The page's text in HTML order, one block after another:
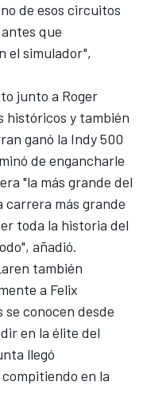
de esos circuitos
que
el simulador",
junto a Roger
históricos y también
ganó la Indy 500
de engancharle
"la más grande del
carrera más grande
toda la historia del
añadió.
también
a Felix
conocen desde
en la élite del
llegó
en la